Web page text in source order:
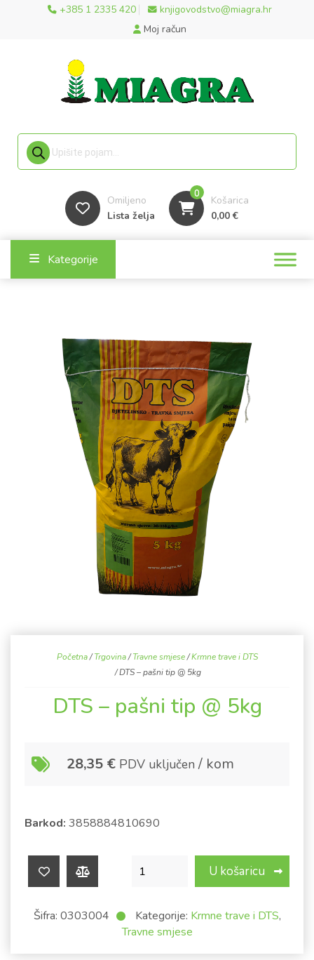
+385 1 2335 420
knjigovodstvo@miagra.hr
Moj račun
Products search
Omiljeno
Lista želja
0
Košarica
0,00€
Kategorije
Početna/Trgovina/Travne smjese/Krmne trave i DTS
/ DTS – pašni tip @ 5kg
DTS – pašni tip @ 5kg
28,35 € PDV uključen / kom
Barkod: 3858884810690
DTS - pašni tip @ 5kg količina
U košaricu
Šifra: 0303004 Kategorije: Krmne trave i DTS,
Travne smjese